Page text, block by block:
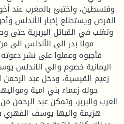
وفلسطين، واختبئ بالمغرب عند
الفرص ويستطلع إخبار الأندلس
وتغلب في القبائل البربرية حتى
مولا بدر الى الأندلس الى
فأجبوه وعملوا على نشر دعوته
اليمانية خصوم والي الاندلس
حوله زعماء بني امية
العرب والبربر، وتمكن عبد الرحمن